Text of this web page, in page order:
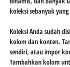
koleksi sebanyak
Koleksi Anda sudah
kolom dan konten.
sendiri, atau impor
Tambahkan kolom